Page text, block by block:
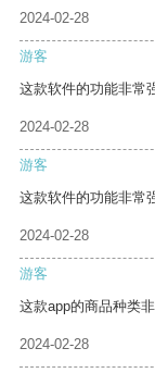
2024-02-28
游客
这款软件的功能非常
2024-02-28
游客
这款软件的功能非常
2024-02-28
游客
这款app的商品种类
2024-02-28